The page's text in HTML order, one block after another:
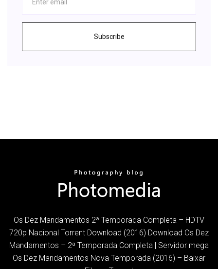
Subscribe
Os Dez Mandamentos 2ª Temporada Completa – HDTV
720p Nacional Torrent Download (2016) Download Os Dez
Mandamentos – 2ª Temporada Completa | Servidor mega
Os Dez Mandamentos Nova Temporada (2016) – Baixar